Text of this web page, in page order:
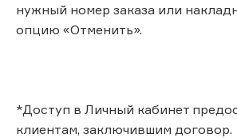
нужный номер заказа или
опцию «Отменить».
*Доступ в Личный кабинет
клиентам, заключившим договор.